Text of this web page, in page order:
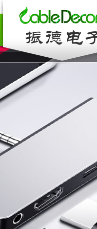
网站首页 产品中心